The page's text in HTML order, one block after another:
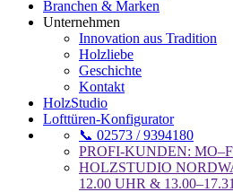
Branchen & Marken
Unternehmen
Innovation aus Tradition
Holzliebe
Geschichte
Kontakt
HolzStudio
Lofttüren-Konfigurator
📞 02573 / 9394180
PROFI-KUNDEN:
HOLZSTUDIO
12.00 UHR &